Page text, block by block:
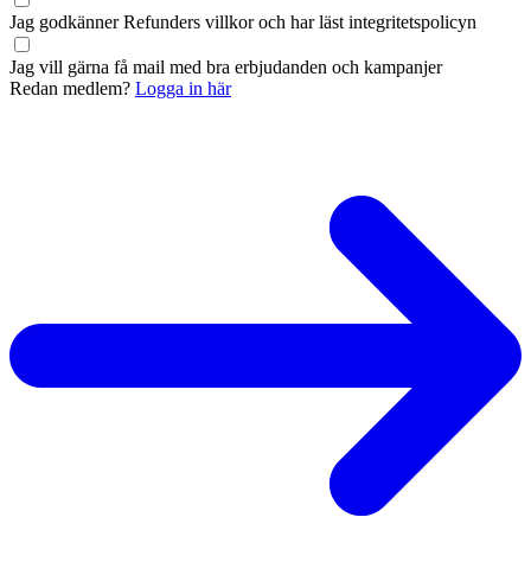
Jag godkänner Refunders villkoroch har läst integritetspolicyn
Jag vill gärna få mail med bra erbjudanden och kampanjer
Redan medlem? Logga in här